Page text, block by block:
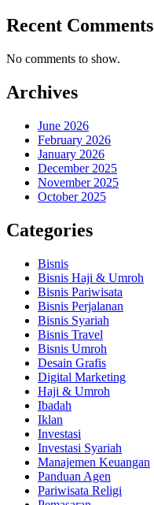
Recent Comments
No comments to show.
Archives
June 2026
February 2026
January 2026
December 2025
November 2025
October 2025
Categories
Bisnis
Bisnis Haji & Umroh
Bisnis Pariwisata
Bisnis Perjalanan
Bisnis Syariah
Bisnis Travel
Bisnis Umroh
Desain Grafis
Digital Marketing
Haji & Umroh
Ibadah
Iklan
Investasi
Investasi Syariah
Manajemen Keuangan
Panduan Agen
Pariwisata Religi